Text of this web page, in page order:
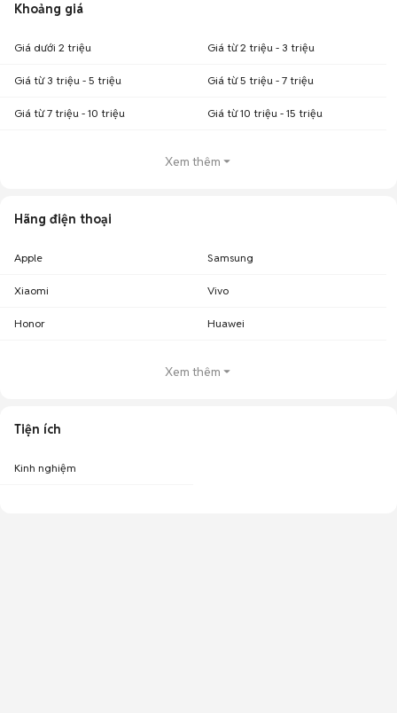
Khoảng giá
Giá dưới 2 triệu Giá từ 2 triệu - 3 triệu
Giá từ 3 triệu - 5 triệu Giá từ 5 triệu - 7 triệu
Giá từ 7 triệu - 10 triệu Giá từ 10 triệu - 15 triệu
Xem thêm
Hãng điện thoại
Apple Samsung
Xiaomi Vivo
Honor Huawei
Xem thêm
Tiện ích
Kinh nghiệm